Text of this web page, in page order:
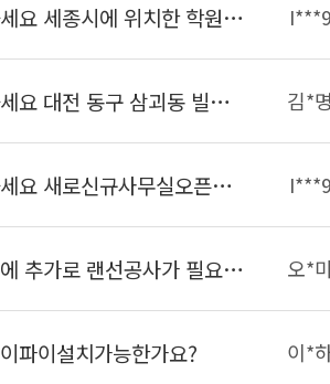
안녕하세요 세종시에 위치한 학원입니다 학원리모델링하면서 랜선정리하려고합니다 비용은 어느정도하는지 궁금합니다
안녕하세요 대전 동구 삼괴동 빌라인데 14세대입니다. 주차장쪽에 전화용구선단자함이 있고 집내부에는 단자함이 없습니다. 전화선코드만있는데 아파트처럼 인터넷을 사용할려면 얼마나 나오나요?? 김*
안녕하세요 새로신규사무실오픈준비중인데요 현장방문해서 랜공사 견적가능한가요 랜공사 금액 비용을 알수있을가요 연락주세요~
사무실에 추가로 랜선공사가 필요합니다.연락주세요 오*
파이설치가능한가요? 이*